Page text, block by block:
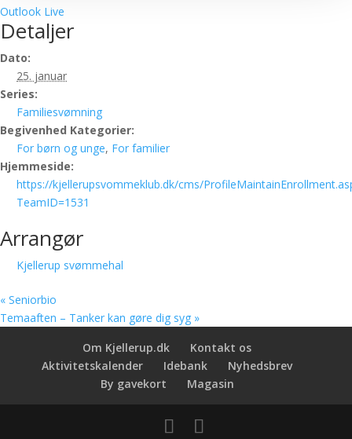
Outlook Live
Detaljer
Dato:
25. januar
Series:
Familiesvømning
Begivenhed Kategorier:
For børn og unge, For familier
Hjemmeside:
https://kjellerupsvommeklub.dk/cms/
TeamID=1531
Arrangør
Kjellerup svømmehal
« Seniorbio
Temaaften – Tanker kan gøre dig syg »
Om Kjellerup.dk
Kontakt os
Aktivitetskalender
Idebank
Nyhedsbrev
By gavekort
Magasin